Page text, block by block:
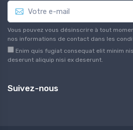
Vous pouvez vous désinscrire à tout
nos informations de contact dans les
Enim quis fugiat consequat elit minim
deserunt aliquip nisi ex deserunt.
Suivez-nous